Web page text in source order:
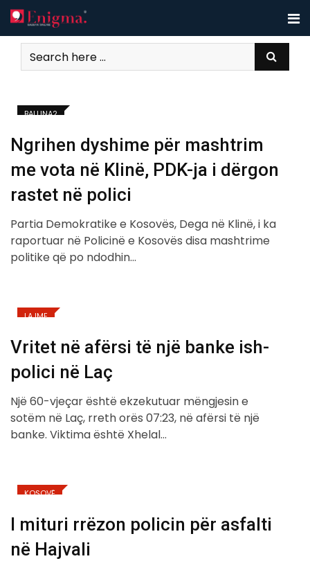
Skip
to
content
BALLINA2
Ngrihen dyshime për mashtrim
me vota në Klinë, PDK-ja i dërgon
rastet në polici
Partia Demokratike e Kosovës, Dega në Klinë, i ka
raportuar në Policinë e Kosovës disa mashtrime
politike që po ndodhin…
LAJME
Vritet në afërsi të një banke ish-
polici në Laç
Një 60-vjeçar është ekzekutuar mëngjesin e
sotëm në Laç, rreth orës 07:23, në afërsi të një
banke. Viktima është Xhelal…
KOSOVË
I mituri rrëzon policin për asfalti
në Hajvali